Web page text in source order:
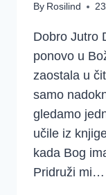
By Rosilind
Dobro Jutro
ponovo u
zaostala u
samo
gledamo
učile iz
kada Bog
Pridruži mi…